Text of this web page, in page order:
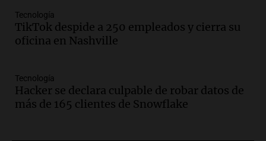
Tecnológico en Villa María con dos
edificios icónicos
Panorama Federal
Audio.
árbitros bajo la lupa tras fallos
controvertidos
Tecnología
TikTok despide a 250 empleados y cierra su
oficina en Nashville
Tecnología
Hacker se declara culpable de robar datos de
más de 165 clientes de Snowflake